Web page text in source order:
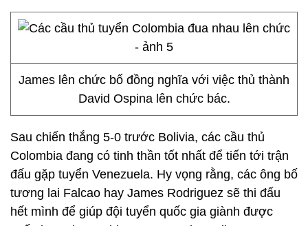
James lên chức bố đồng nghĩa với việc thủ thành
David Ospina lên chức bác.
Sau chiến thắng 5-0 trước Bolivia, các cầu thủ
Colombia đang có tinh thần tốt nhất để tiến tới trận
đấu gặp tuyển Venezuela. Hy vọng rằng, các ông bố
tương lai Falcao hay James Rodriguez sẽ thi đấu
hết mình để giúp đội tuyển quốc gia giành được